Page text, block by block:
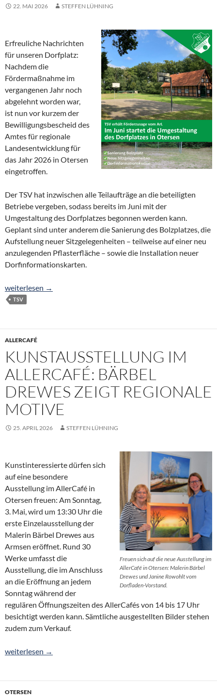
22. MAI 2026 STEFFEN LÜHNING
Erfreuliche Nachrichten
für unseren Dorfplatz:
Nachdem die
Fördermaßnahme im
vergangenen Jahr noch
abgelehnt worden war,
ist nun vor kurzem der
Bewilligungsbescheid des
Amtes für regionale
Landesentwicklung für
das Jahr 2026 in Otersen
eingetroffen.
Der TSV hat inzwischen alle Teilaufträge an die beteiligten
Betriebe vergeben, sodass bereits im Juni mit der
Umgestaltung des Dorfplatzes begonnen werden kann.
Geplant sind unter anderem die Sanierung des Bolzplatzes, die
Aufstellung neuer Sitzgelegenheiten – teilweise auf einer neu
anzulegenden Pflasterfläche – sowie die Installation neuer
Dorfinformationskarten.
Dorfplatz-Umgestaltung startet im Juni
weiterlesen →
TSV
ALLERCAFÉ
KUNSTAUSSTELLUNG IM
ALLERCAFÉ: BÄRBEL
DREWES ZEIGT REGIONALE
MOTIVE
25. APRIL 2026 STEFFEN LÜHNING
Freuen sich auf die neue Ausstellung im
AllerCafé in Otersen: Malerin Bärbel
Drewes und Janine Rowohlt vom
Dorfladen-Vorstand.
Kunstinteressierte dürfen sich
auf eine besondere
Ausstellung im AllerCafé in
Otersen freuen: Am Sonntag,
3. Mai, wird um 13:30 Uhr die
erste Einzelausstellung der
Malerin Bärbel Drewes aus
Armsen eröffnet. Rund 30
Werke umfasst die
Ausstellung, die im Anschluss
an die Eröffnung an jedem
Sonntag während der
regulären Öffnungszeiten des AllerCafés von 14 bis 17 Uhr
besichtigt werden kann. Sämtliche ausgestellten Bilder stehen
zudem zum Verkauf.
Kunstausstellung im AllerCafé: Bärbel Drewes zeigt regionale
weiterlesen →
OTERSEN